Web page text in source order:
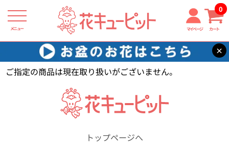
メニュー マイページ カート
0
×
花キューピット 【】
ご指定の商品は現在取り扱いがございません。
トップページへ